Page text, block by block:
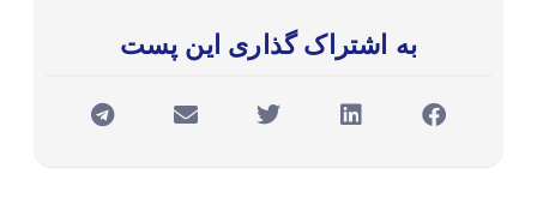
به اشتراک گذاری این پست